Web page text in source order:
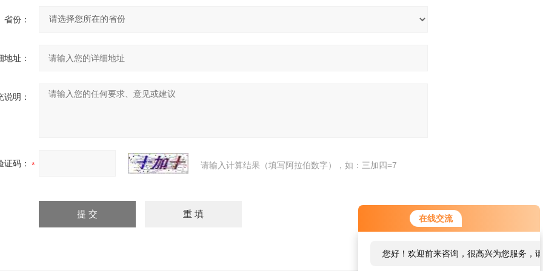
在线交流
您好！欢迎前来咨询，很高兴为您服务，
省份：
地址：
说明：
证码： 请输入计算结果（填写阿拉伯数字），如：三加四=7